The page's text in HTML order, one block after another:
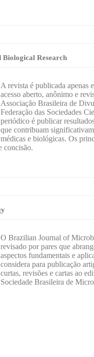
Research
A revista é publicada apenas
acesso aberto, anônimo e
Associação Brasileira de
Federação das Sociedades
periódico é publicar
que contribuam
médicas e biológicas. Os
concisão.
O Brazilian Journal of
revisado por pares que
aspectos fundamentais e
considera para publicação
curtas, revisões e cartas ao
Sociedade Brasileira de